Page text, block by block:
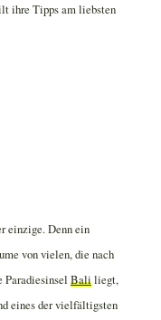
ihre Tipps am liebsten
einzige. Denn ein
von vielen, die nach
Paradiesinsel Baliliegt,
eines der vielfältigsten